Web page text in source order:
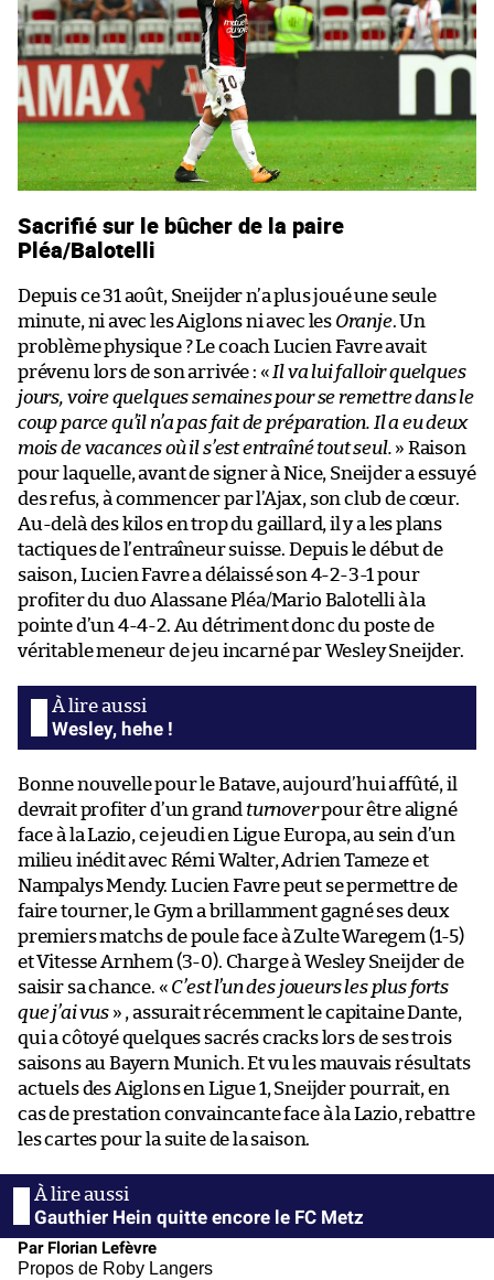
Sacrifié sur le bûcher de la paire
Pléa/Balotelli
Depuis ce 31 août, Sneijder n’a plus joué une seule
minute, ni avec les Aiglons ni avec les Oranje. Un
problème physique ? Le coach Lucien Favre avait
prévenu lors de son arrivée : « Il va lui falloir quelques
jours, voire quelques semaines pour se remettre dans le
coup parce qu’il n’a pas fait de préparation. Il a eu deux
mois de vacances où il s’est entraîné tout seul. » Raison
pour laquelle, avant de signer à Nice, Sneijder a essuyé
des refus, à commencer par l’Ajax, son club de cœur.
Au-delà des kilos en trop du gaillard, il y a les plans
tactiques de l’entraîneur suisse. Depuis le début de
saison, Lucien Favre a délaissé son 4-2-3-1 pour
profiter du duo Alassane Pléa/Mario Balotelli à la
pointe d’un 4-4-2. Au détriment donc du poste de
véritable meneur de jeu incarné par Wesley Sneijder.
Wesley, hehe !
Bonne nouvelle pour le Batave, aujourd’hui affûté, il
devrait profiter d’un grand turnoverpour être aligné
face à la Lazio, ce jeudi en Ligue Europa, au sein d’un
milieu inédit avec Rémi Walter, Adrien Tameze et
Nampalys Mendy. Lucien Favre peut se permettre de
faire tourner, le Gym a brillamment gagné ses deux
premiers matchs de poule face à Zulte Waregem (1-5)
et Vitesse Arnhem (3-0). Charge à Wesley Sneijder de
saisir sa chance. « C’est l’un des joueurs les plus forts
que j’ai vus» , assurait récemment le capitaine Dante,
qui a côtoyé quelques sacrés cracks lors de ses trois
saisons au Bayern Munich. Et vu les mauvais résultats
actuels des Aiglons en Ligue 1, Sneijder pourrait, en
cas de prestation convaincante face à la Lazio, rebattre
les cartes pour la suite de la saison.
Gauthier Hein quitte encore le FC Metz
Par Florian Lefèvre
Propos de Roby Langers